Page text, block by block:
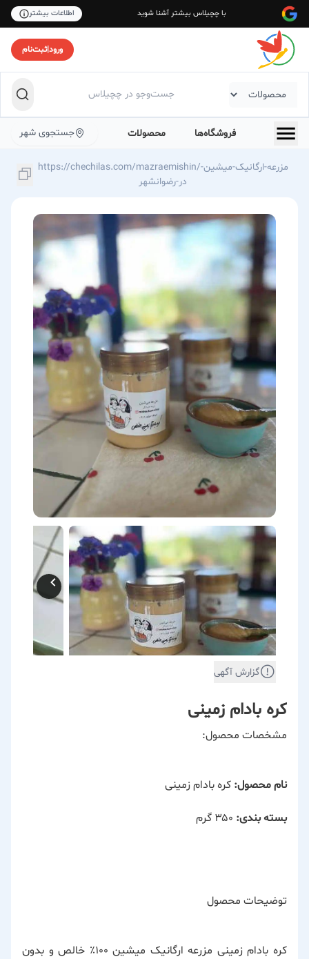
با چچیلاس بیشتر آشنا شوید اطلاعات بیشتر
ورود|ثبت‌نام
فروشگاه‌ها محصولات جستجوی شهر
https://chechilas.com/mazraemishin/مزرعه-ارگانیک-میشین-
در-رضوانشهر
گزارش آگهی
کره بادام زمینی
مشخصات محصول:
نام محصول: کره بادام زمینی
بسته بندی:
توضیحات محصول
کره بادام زمینی مزرعه ارگانیک میشین
۱۰۰٪ خالص و بدون